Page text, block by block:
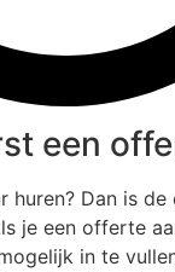
een
huren? Dan is de
je een offerte
in te